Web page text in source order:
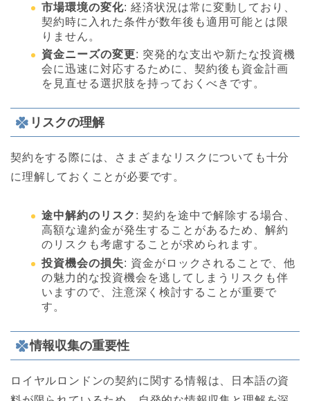
市場環境の変化: 経済状況は常に変動しており、
契約時に入れた条件が数年後も適用可能とは限
りません。
資金ニーズの変更: 突発的な支出や新たな投資機
会に迅速に対応するために、契約後も資金計画
を見直せる選択肢を持っておくべきです。
リスクの理解
契約をする際には、さまざまなリスクについても十分
に理解しておくことが必要です。
途中解約のリスク : 契約を途中で解除する場合、
高額な違約金が発生することがあるため、解約
のリスクも考慮することが求められます。
投資機会の損失: 資金がロックされることで、他
の魅力的な投資機会を逃してしまうリスクも伴
いますので、注意深く検討することが重要で
す。
情報収集の重要性
ロイヤルロンドンの契約に関する情報は、日本語の資